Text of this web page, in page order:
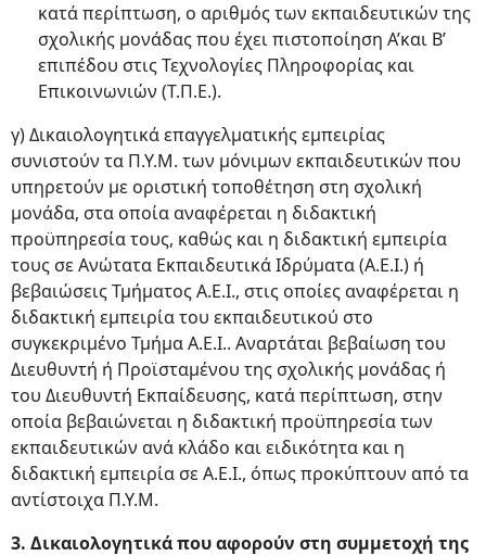
κατά περίπτωση, ο αριθμός των εκπαιδευτικών της
σχολικής μονάδας που έχει πιστοποίηση Α’και Β’
επιπέδου στις Τεχνολογίες Πληροφορίας και
Επικοινωνιών (Τ.Π.Ε.).
γ) Δικαιολογητικά επαγγελματικής εμπειρίας
συνιστούν τα Π.Υ.Μ. των μόνιμων εκπαιδευτικών που
υπηρετούν με οριστική τοποθέτηση στη σχολική
μονάδα, στα οποία αναφέρεται η διδακτική
προϋπηρεσία τους, καθώς και η διδακτική εμπειρία
τους σε Ανώτατα Εκπαιδευτικά Ιδρύματα (Α.Ε.Ι.) ή
βεβαιώσεις Τμήματος Α.Ε.Ι., στις οποίες αναφέρεται η
διδακτική εμπειρία του εκπαιδευτικού στο
συγκεκριμένο Τμήμα Α.Ε.Ι.. Αναρτάται βεβαίωση του
Διευθυντή ή Προϊσταμένου της σχολικής μονάδας ή
του Διευθυντή Eκπαίδευσης, κατά περίπτωση, στην
οποία βεβαιώνεται η διδακτική προϋπηρεσία των
εκπαιδευτικών ανά κλάδο και ειδικότητα και η
διδακτική εμπειρία σε Α.Ε.Ι., όπως προκύπτουν από τα
αντίστοιχα Π.Υ.Μ.
3. Δικαιολογητικά που αφορούν στη συμμετοχή της